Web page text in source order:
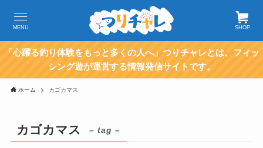
SHOP
MENU
「心躍る釣り体験をもっと多くの人へ」つりチャレとは、フィッ
シング遊が運営する情報発信サイトです。
ホーム カゴカマス
カゴカマス – tag –